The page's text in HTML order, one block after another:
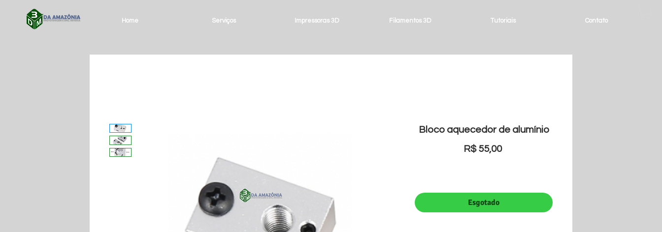
Home Serviços Impressoras 3D Filamentos 3D Tutoriais Contato
Bloco aquecedor de alumínio
R$ 55,00Preço
Esgotado